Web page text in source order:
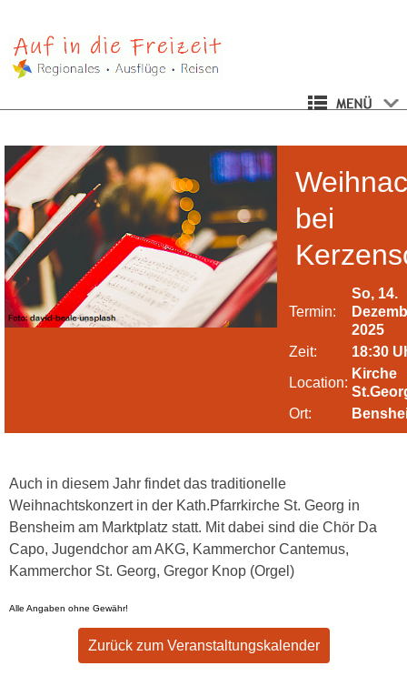
bei
Termin:
So, 14.
2025
Zeit:
18:30
Location:
Kirche
Ort:
Auch in diesem Jahr findet das traditionelle
Weihnachtskonzert in der Kath.Pfarrkirche St. Georg in
Bensheim am Marktplatz statt. Mit dabei sind die Chör Da
Capo, Jugendchor am AKG, Kammerchor Cantemus,
Kammerchor St. Georg, Gregor Knop (Orgel)
Alle Angaben ohne Gewähr!
Zurück zum Veranstaltungskalender